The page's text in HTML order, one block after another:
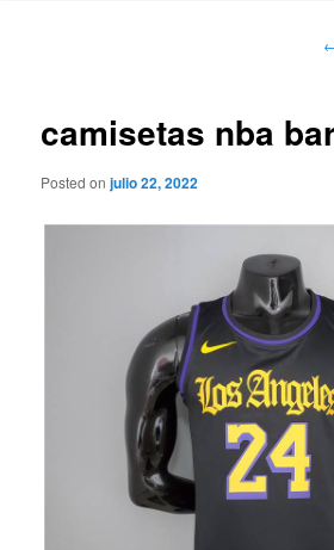
camisetas nba
Posted onjulio 22, 2022